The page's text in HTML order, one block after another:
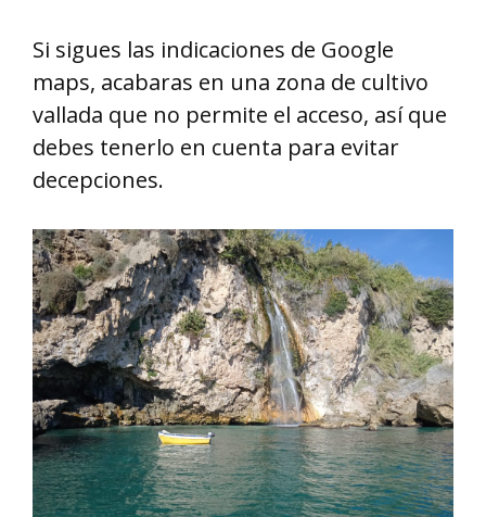
Si sigues las indicaciones de Google
maps, acabaras en una zona de cultivo
vallada que no permite el acceso, así que
debes tenerlo en cuenta para evitar
decepciones.